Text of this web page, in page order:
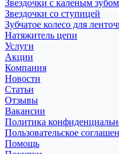
Звездочки с каленым
Звездочки со ступицей
Зубчатое колесо для
Натяжитель цепи
Услуги
Акции
Компания
Новости
Статьи
Отзывы
Вакансии
Политика
Пользовательское
Помощь